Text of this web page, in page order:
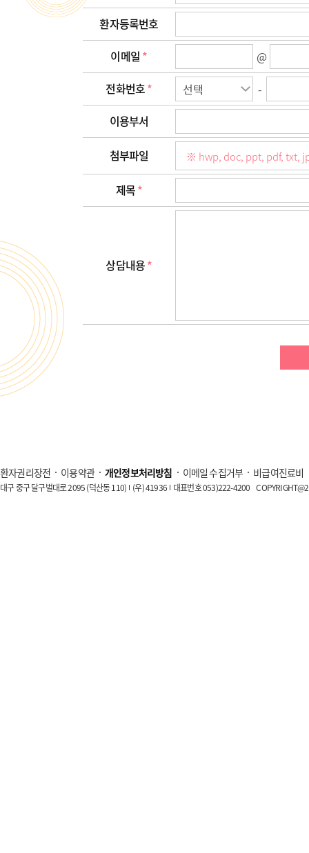
환자등록번호
이메일 *
@
전화번호*
-
이용부서
첨부파일
제목*
상담내용*
환자권리장전 이용약관 개인정보처리방침 이메일 수집거부 비급여진료비
대구 중구 달구벌대로 2095 (덕산동 110) (우) 41936 대표번호 053)222-4200